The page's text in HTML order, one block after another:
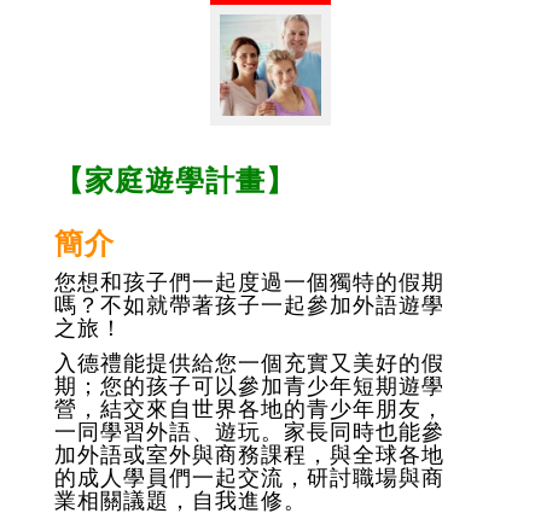
【家庭遊學計畫】
簡介
您想和孩子們一起度過一個獨特的假期
嗎？不如就帶著孩子一起參加外語遊學
之旅！
入德禮能提供給您一個充實又美好的假
期；您的孩子可以參加青少年短期遊學
營，結交來自世界各地的青少年朋友，
一同學習外語、遊玩。家長同時也能參
加外語或室外與商務課程，與全球各地
的成人學員們一起交流，研討職場與商
業相關議題，自我進修。